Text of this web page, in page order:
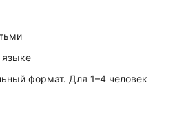
формат. Для 1–4 человек